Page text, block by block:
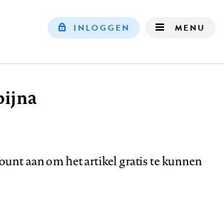
INLOGGEN MENU
aan om het artikel gratis te kunnen